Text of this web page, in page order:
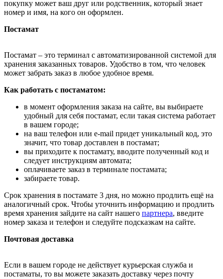
покупку может ваш друг или родственник, который знает
номер и имя, на кого он оформлен.
Постамат
Постамат – это терминал с автоматизированной системой для
хранения заказанных товаров. Удобство в том, что человек
может забрать заказ в любое удобное время.
Как работать с постаматом:
в момент оформления заказа на сайте, вы выбираете
удобный для себя постамат, если такая система работает
в вашем городе;
на ваш телефон или e-mail придет уникальный код, это
значит, что товар доставлен в постамат;
вы приходите к постамату, вводите полученный код и
следует инструкциям автомата;
оплачиваете заказ в терминале постамата;
забираете товар.
Срок хранения в постамате 3 дня, но можно продлить ещё на
аналогичный срок. Чтобы уточнить информацию и продлить
время хранения зайдите на сайт нашего партнера, введите
номер заказа и телефон и следуйте подсказкам на сайте.
Почтовая доставка
Если в вашем городе не действует курьерская служба и
постаматы, то вы можете заказать доставку через почту